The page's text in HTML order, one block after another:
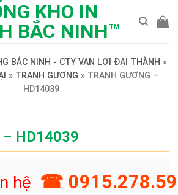
BẮC NINH - CTY VẠN LỢI ĐẠI THÀNH »
» TRANH GƯƠNG » TRANH GƯƠNG –
HD14039
HD14039
hệ ☎